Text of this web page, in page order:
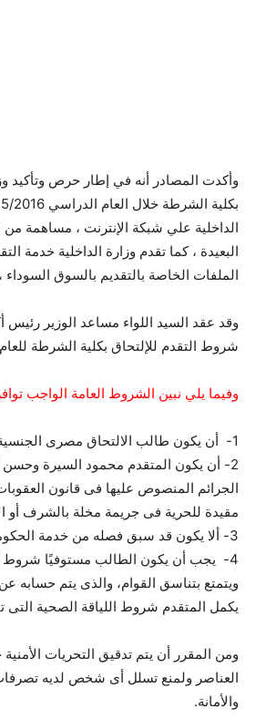
وأكدت المصادر أنه في إطار حرص وتأكيد
الداخلية علي شبكة الإنترنت ، مساهمة
البعيدة ، كما تقدم وزارة الداخلية خدمة
الملفات الخاصة بالتقديم بالسوق
شروط التقدم للإلتحاق بكلية الشرطة
وفيما يلي نبين الشروط العامة الواجب
1- أن يكون طالب الالتحاق مصرى الجنسية من أبوين يتمتعان بهذه الجنسية عن غير طريق التجنس.
2- أن يكون المتقدم محمود السيرة
الجرائم المنصوص عليها فى قانون
مقيدة للحرية فى جريمة مخلة بالشرف أو
3- ألا يكون قد سبق فصله من خدمة الحكومة بحكم أو قرار تأديبى نهائى.
يكمل المتقدم شروط اللياقة الصحية التى
ومن المقرر أن يتم تدقيق التحريات
العناصر ولمنع تسلل أى شخص لديه
والأمانة.